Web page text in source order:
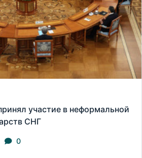
участие в неформальной
СНГ
0